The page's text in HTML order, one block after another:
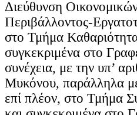
Διεύθυνση
Περιβάλλοντος-
στο Τμήμα
συγκεκριμένα στο
συνέχεια, με την υπ’
Μυκόνου, παράλληλα
επί πλέον, στο Τμήμα